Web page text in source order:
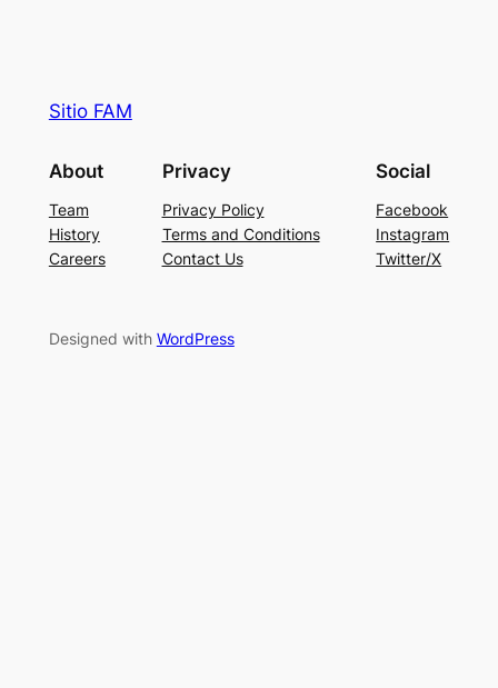
Sitio FAM
About
Team
History
Careers
Privacy
Privacy Policy
Terms and Conditions
Contact Us
Social
Facebook
Instagram
Twitter/X
Designed with WordPress